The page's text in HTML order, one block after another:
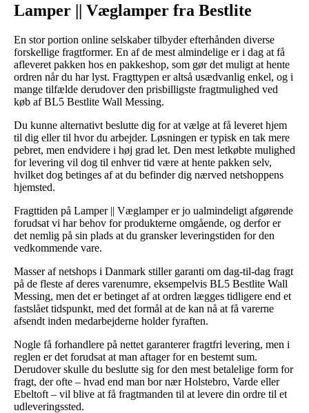
Lamper || Væglamper fra Bestlite
En stor portion online selskaber tilbyder efterhånden diverse
forskellige fragtformer. En af de mest almindelige er i dag at få
afleveret pakken hos en pakkeshop, som gør det muligt at hente
ordren når du har lyst. Fragttypen er altså usædvanlig enkel, og i
mange tilfælde derudover den prisbilligste fragtmulighed ved
køb af BL5 Bestlite Wall Messing.
Du kunne alternativt beslutte dig for at vælge at få leveret hjem
til dig eller til hvor du arbejder. Løsningen er typisk en tak mere
pebret, men endvidere i høj grad let. Den mest letkøbte mulighed
for levering vil dog til enhver tid være at hente pakken selv,
hvilket dog betinges af at du befinder dig nærved netshoppens
hjemsted.
Fragttiden på Lamper || Væglamper er jo ualmindeligt afgørende
forudsat vi har behov for produkterne omgående, og derfor er
det nemlig på sin plads at du gransker leveringstiden for den
vedkommende vare.
Masser af netshops i Danmark stiller garanti om dag-til-dag fragt
på de fleste af deres varenumre, eksempelvis BL5 Bestlite Wall
Messing, men det er betinget af at ordren lægges tidligere end et
fastslået tidspunkt, med det formål at de kan nå at få varerne
afsendt inden medarbejderne holder fyraften.
Nogle få forhandlere på nettet garanterer fragtfri levering, men i
reglen er det forudsat at man aftager for en bestemt sum.
Derudover skulle du beslutte sig for den mest betalelige form for
fragt, der ofte – hvad end man bor nær Holstebro, Varde eller
Ebeltoft – vil blive at få fragtmanden til at levere din ordre til et
udleveringssted.